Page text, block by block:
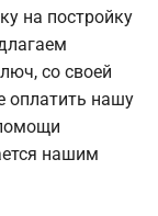
на постройку
со своей
оплатить нашу
нашим